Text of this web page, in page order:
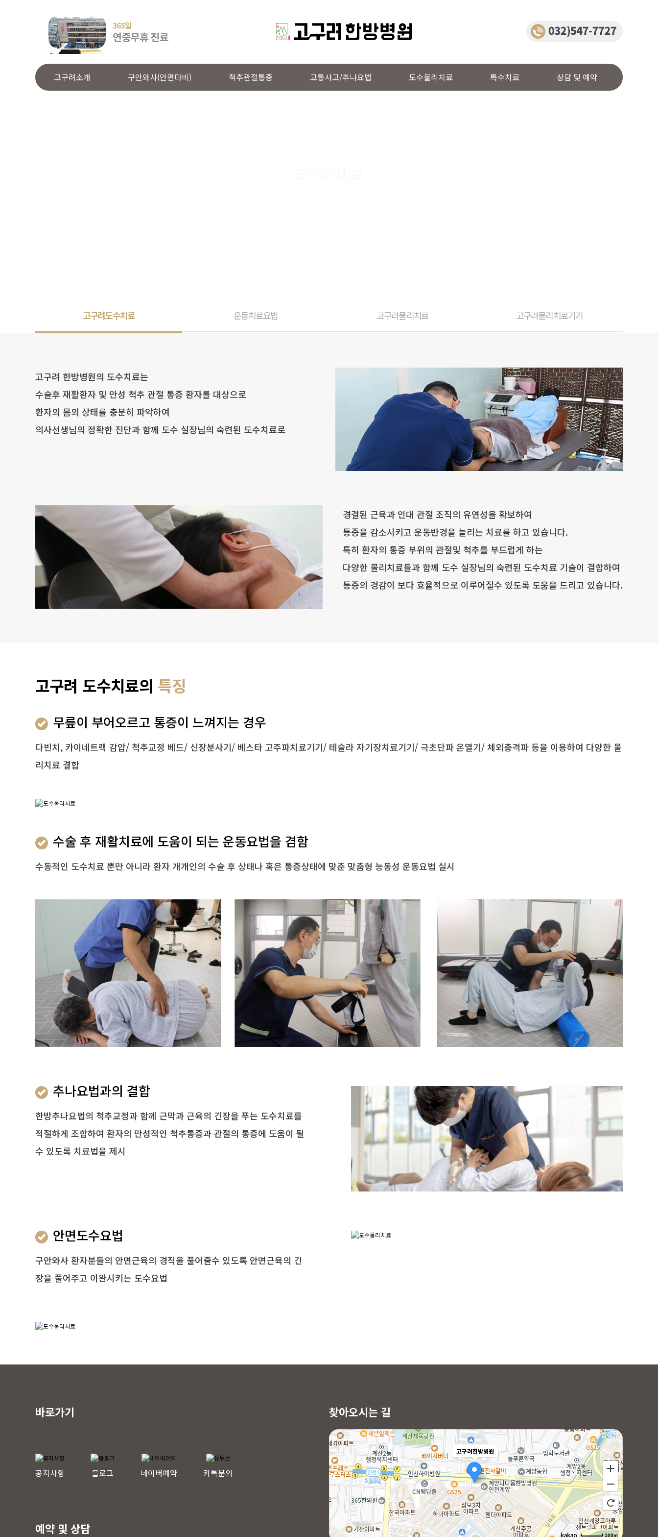
고구려소개 구안와사(안면마비) 척추관절통증 교통사고/추나요법 도수물리치료 특수치료 상담 및 예약
고구려도수치료 운동치료요법 고구려물리치료 고구려물리치료기기
고구려 한방병원의 도수치료는
수술후 재활환자 및 만성 척추 관절 통증 환자를 대상으로
환자의 몸의 상태를 충분히 파악하여
의사선생님의 정확한 진단과 함께 도수 실장님의 숙련된 도수치료로
경결된 근육과 인대 관절 조직의 유연성을 확보하여
통증을 감소시키고 운동반경을 늘리는 치료를 하고 있습니다.
특히 환자의 통증 부위의 관절및 척추를 부드럽게 하는
다양한 물리치료들과 함께 도수 실장님의 숙련된 도수치료 기술이 결합하여
통증의 경감이 보다 효율적으로 이루어질수 있도록 도움을 드리고 있습니다.
고구려 도수치료의 특징
무릎이 부어오르고 통증이 느껴지는 경우
다빈치, 카이네트랙 감압/ 척추교정 베드/ 신장분사기/ 베스타 고주파치료기기/ 테슬라 자기장치료기기/ 극초단파 온열기/ 체외충격파 등을 이용하여 다양한 물
리치료 결합
수술 후 재활치료에 도움이 되는 운동요법을 겸함
수동적인 도수치료 뿐만 아니라 환자 개개인의 수술 후 상태나 혹은 통증상태에 맞춘 맞춤형 능동성 운동요법 실시
추나요법과의 결합
한방추나요법의 척추교정과 함께 근막과 근육의 긴장을 푸는 도수치료를
적절하게 조합하여 환자의 만성적인 척추통증과 관절의 통증에 도움이 될
수 있도록 치료법을 제시
안면도수요법
구안와사 환자분들의 안면근육의 경직을 풀어줄수 있도록 안면근육의 긴
장을 풀어주고 이완시키는 도수요법
바로가기
공지사항 블로그 네이버예약 카톡문의
예약 및 상담
찾아오시는 길
고구려한방병원
100m